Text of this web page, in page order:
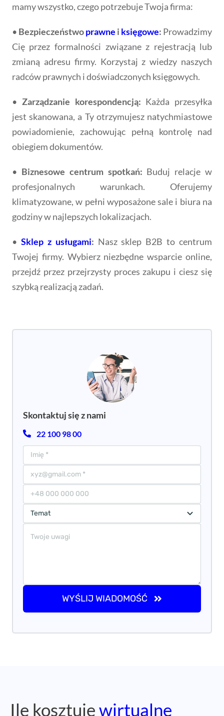
mamy wszystko, czego potrzebuje Twoja firma:
• Bezpieczeństwoprawne i księgowe: Prowadzimy
Cię przez formalności związane z rejestracją lub
zmianą adresu firmy. Korzystaj z wiedzy naszych
radców prawnych i doświadczonych księgowych.
• Zarządzanie korespondencją: Każda przesyłka
jest skanowana, a Ty otrzymujesz natychmiastowe
powiadomienie, zachowując pełną kontrolę nad
obiegiem dokumentów.
• Biznesowe centrum spotkań: Buduj relacje w
profesjonalnych warunkach. Oferujemy
klimatyzowane, w pełni wyposażone sale i biura na
godziny w najlepszych lokalizacjach.
• Sklep z usługami: Nasz sklep B2B to centrum
Twojej firmy. Wybierz niezbędne wsparcie online,
przejdź przez przejrzysty proces zakupu i ciesz się
szybką realizacją zadań.
Skontaktuj się z nami
22 100 98 00
WYŚLIJ WIADOMOŚĆ
Ile kosztujewirtualne